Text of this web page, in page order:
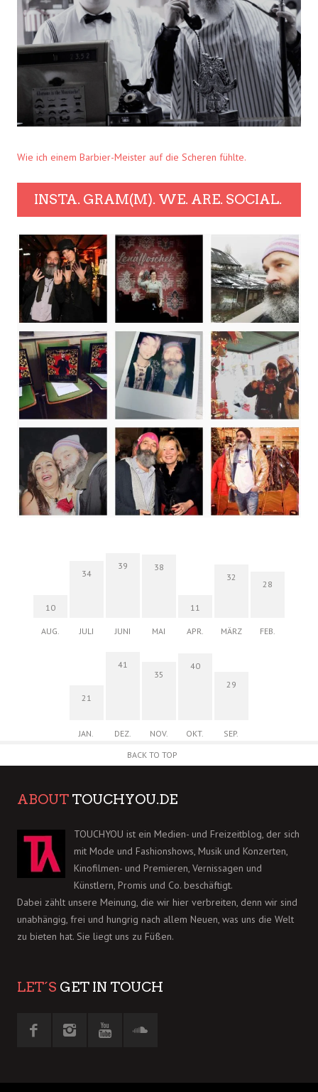
Wie ich einem Barbier-Meister auf die Scheren fühlte.
INSTA. GRAM(M). WE. ARE. SOCIAL.
10
AUG.
34
JULI
39
JUNI
38
MAI
11
APR.
32
MÄRZ
28
FEB.
21
JAN.
41
DEZ.
35
NOV.
40
OKT.
29
SEP.
BACK TO TOP
ABOUT TOUCHYOU.DE
TOUCHYOU ist ein Medien- und Freizeitblog, der sich
mit Mode und Fashionshows, Musik und Konzerten,
Kinofilmen- und Premieren, Vernissagen und
Künstlern, Promis und Co. beschäftigt.
Dabei zählt unsere Meinung, die wir hier verbreiten, denn wir sind
unabhängig, frei und hungrig nach allem Neuen, was uns die Welt
zu bieten hat. Sie liegt uns zu Füßen.
LET´S GET IN TOUCH